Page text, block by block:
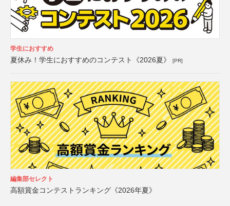
学生におすすめ
夏休み！学生におすすめのコンテスト《2026夏》 [PR]
編集部セレクト
高額賞金コンテストランキング《2026年夏》